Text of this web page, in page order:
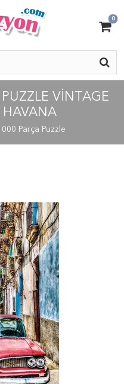
0
VINTAGE
Parça Puzzle